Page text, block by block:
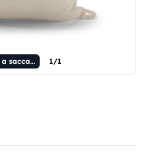
HANOVER. Zaino a sacca in cotone 100% (100 g/m²) 1/1